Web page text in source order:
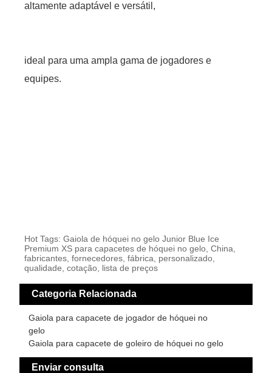
altamente adaptável e versátil,
ideal para uma ampla gama de jogadores e
equipes.
Hot Tags: Gaiola de hóquei no gelo Junior Blue Ice
Premium XS para capacetes de hóquei no gelo, China,
fabricantes, fornecedores, fábrica, personalizado,
qualidade, cotação, lista de preços
Categoria Relacionada
Gaiola para capacete de jogador de hóquei no
gelo
Gaiola para capacete de goleiro de hóquei no gelo
Enviar consulta